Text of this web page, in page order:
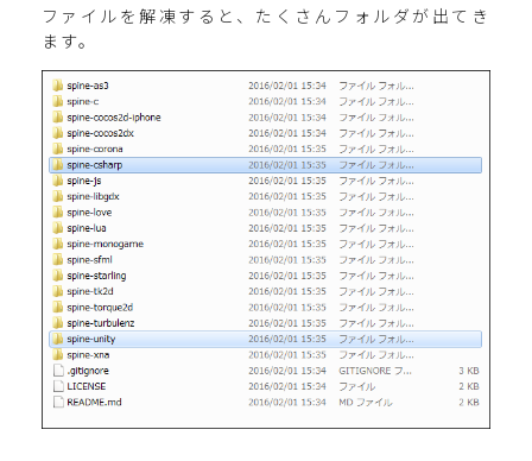
ファイルを解凍すると、たくさんフォルダが出てき
ます。